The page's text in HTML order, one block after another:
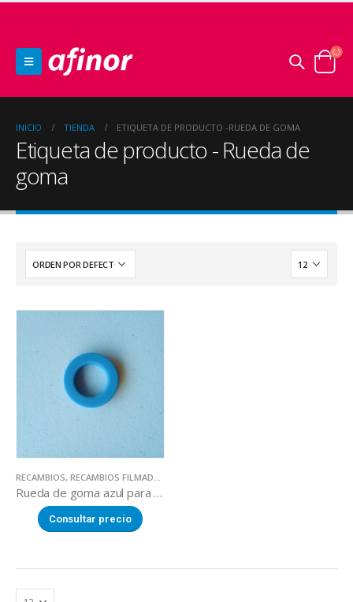
INICIO TIENDA ETIQUETA DE PRODUCTO -RUEDA DE GOMA
Etiqueta de producto - Rueda de
goma
RECAMBIOS, RECAMBIOS FILMADORAS MANUALES
Rueda de goma azul para rodillo bobina(Filmadora VAIL 460 / HW-450)
Consultar precio